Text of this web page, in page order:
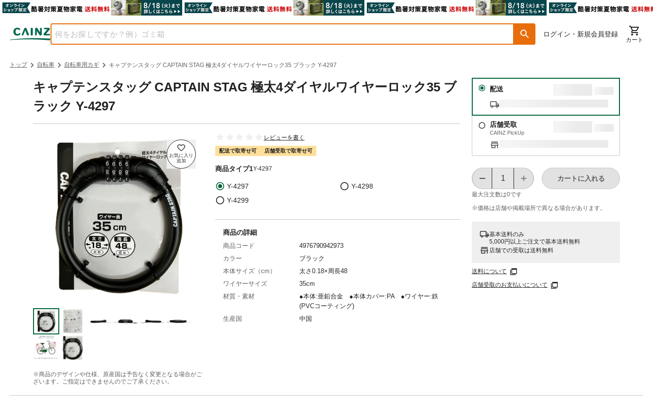
ログイン・新規会員登録
カート
トップ 自転車 自転車用カギ キャプテンスタッグ CAPTAIN STAG 極太4ダイヤルワイヤーロック35 ブラック Y-4297
キャプテンスタッグ CAPTAIN STAG 極太4ダイヤルワイヤーロック35 ブ
ラック Y-4297
※商品のデザインや仕様、原産国は予告なく変更となる場合がご
ざいます。ご指定はできませんのでご了承ください。
レビューを書く
配送で取寄せ可 店舗受取で取寄せ可
商品タイプ1Y-4297
Y-4297
Y-4298
Y-4299
配送
店舗受取
CAINZ PickUp
最大注文数は0です
カートに入れる
※価格は​店舗や​掲載場所で​異なる​場合が​あります。
基本送料のみ
5,000円以上ご注文で基本送料無料
店舗での受取は送料無料
送料について
店舗受取のお支払いについて
商品の詳細
商品コード
4976790942973
カラー
ブラック
本体サイズ（cm）
太さ0.18×周長48
ワイヤーサイズ
35cm
材質・素材
●本体:亜鉛合金 ●本体カバー:PA ●ワイヤー:鉄
(PVCコーティング)
生産国
中国